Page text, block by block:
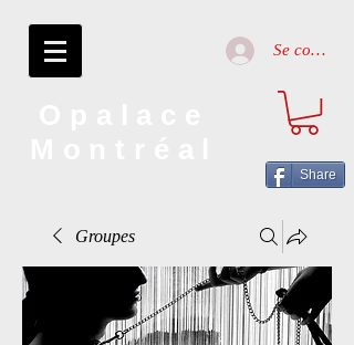
Se connecter
Share
Groupes